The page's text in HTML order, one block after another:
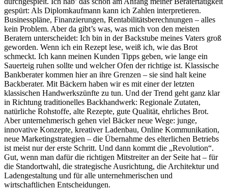
gespürt: Als Diplomkaufmann kann ich Zahlen interpretieren.
Businesspläne, Finanzierungen, Rentabilitätsberechnungen – alles
kein Problem. Aber da gibt’s was, was mich von den meisten
Beratern unterscheidet: Ich bin in der Backstube meines Vaters groß
geworden. Wenn ich ein Rezept lese, weiß ich, wie das Brot
schmeckt. Ich kann meinen Kunden Tipps geben, wie lange ein
Sauerteig ruhen sollte und welcher Ofen der richtige ist. Klassische
Bankberater kommen hier an ihre Grenzen – sie sind halt keine
Backberater. Mit Bäckern haben wir es mit einer der letzten
klassischen Handwerkszünfte zu tun. Und der Trend geht ganz klar
in Richtung traditionelles Backhandwerk: Regionale Zutaten,
natürliche Rohstoffe, alte Rezepte, gute Qualität, ehrliches Brot.
Aber unternehmerisch gehen viel Bäcker neue Wege: junge,
innovative Konzepte, kreativer Ladenbau, Online Kommunikation,
neue Marketingstrategien – die Übernahme des elterlichen Betriebs
ist meist nur der erste Schritt. Und dann kommt die „Revolution“.
Gut, wenn man dafür die richtigen Mitstreiter an der Seite hat – für
die Standortwahl, die strategische Ausrichtung, die Architektur und
Ladengestaltung und für alle unternehmerischen und
wirtschaftlichen Entscheidungen.